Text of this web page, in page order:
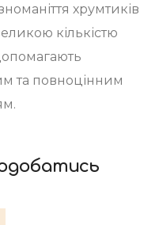
хрумтиків
кількістю
та повноцінним